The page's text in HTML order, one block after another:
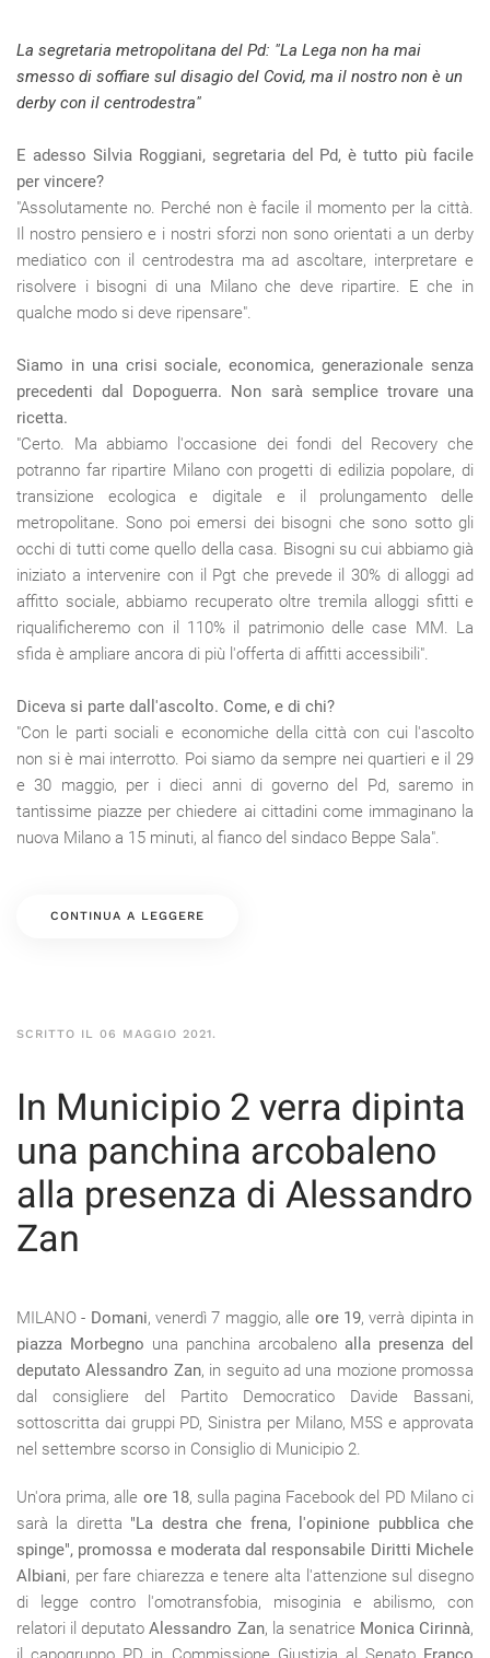
La segretaria metropolitana del Pd: "La Lega non ha mai
smesso di soffiare sul disagio del Covid, ma il nostro non è un
derby con il centrodestra"
E adesso Silvia Roggiani, segretaria del Pd, è tutto più facile
per vincere?
"Assolutamente no. Perché non è facile il momento per la città.
Il nostro pensiero e i nostri sforzi non sono orientati a un derby
mediatico con il centrodestra ma ad ascoltare, interpretare e
risolvere i bisogni di una Milano che deve ripartire. E che in
qualche modo si deve ripensare".
Siamo in una crisi sociale, economica, generazionale senza
precedenti dal Dopoguerra. Non sarà semplice trovare una
ricetta.
"Certo. Ma abbiamo l'occasione dei fondi del Recovery che
potranno far ripartire Milano con progetti di edilizia popolare, di
transizione ecologica e digitale e il prolungamento delle
metropolitane. Sono poi emersi dei bisogni che sono sotto gli
occhi di tutti come quello della casa. Bisogni su cui abbiamo già
iniziato a intervenire con il Pgt che prevede il 30% di alloggi ad
affitto sociale, abbiamo recuperato oltre tremila alloggi sfitti e
riqualificheremo con il 110% il patrimonio delle case MM. La
sfida è ampliare ancora di più l'offerta di affitti accessibili".
Diceva si parte dall'ascolto. Come, e di chi?
"Con le parti sociali e economiche della città con cui l'ascolto
non si è mai interrotto. Poi siamo da sempre nei quartieri e il 29
e 30 maggio, per i dieci anni di governo del Pd, saremo in
tantissime piazze per chiedere ai cittadini come immaginano la
nuova Milano a 15 minuti, al fianco del sindaco Beppe Sala".
CONTINUA A LEGGERE
SCRITTO IL 06 MAGGIO 2021.
In Municipio 2 verra dipinta
una panchina arcobaleno
alla presenza di Alessandro
Zan
MILANO - Domani, venerdì 7 maggio, alle ore 19, verrà dipinta in
piazza Morbegno una panchina arcobaleno alla presenza del
deputato Alessandro Zan, in seguito ad una mozione promossa
dal consigliere del Partito Democratico Davide Bassani,
sottoscritta dai gruppi PD, Sinistra per Milano, M5S e approvata
nel settembre scorso in Consiglio di Municipio 2.
Un'ora prima, alle ore 18, sulla pagina Facebook del PD Milano ci
sarà la diretta "La destra che frena, l'opinione pubblica che
spinge", promossa e moderata dal responsabile Diritti Michele
Albiani, per fare chiarezza e tenere alta l'attenzione sul disegno
di legge contro l'omotransfobia, misoginia e abilismo, con
relatori il deputatoAlessandro Zan, la senatrice Monica Cirinnà,